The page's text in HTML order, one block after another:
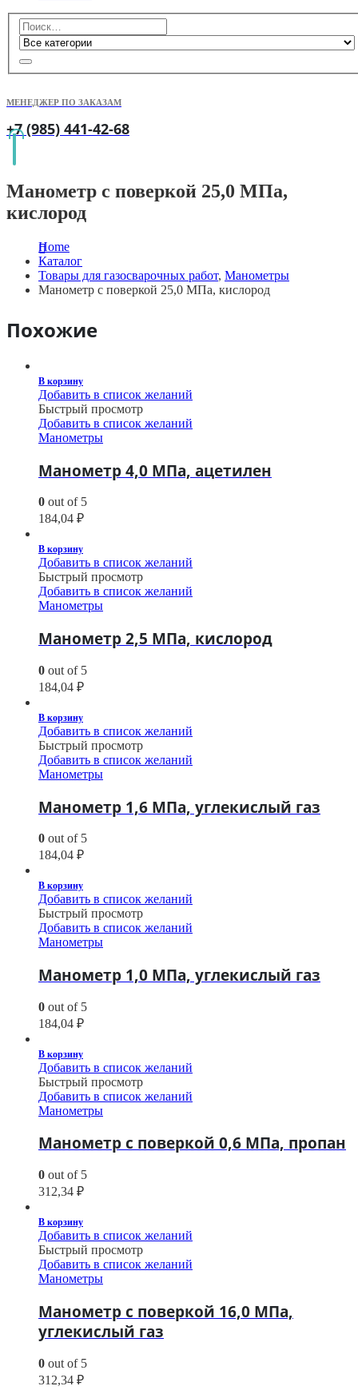
МЕНЕДЖЕР ПО ЗАКАЗАМ
+7 (985) 441-42-68
Манометр с поверкой 25,0 МПа,
кислород
Home
Каталог
Товары для газосварочных работ, Манометры
Манометр с поверкой 25,0 МПа, кислород
Похожие
В корзину
Добавить в список желаний
Быстрый просмотр
Добавить в список желаний
Манометры
Манометр 4,0 МПа, ацетилен
0 out of 5
184,04 ₽
В корзину
Добавить в список желаний
Быстрый просмотр
Добавить в список желаний
Манометры
Манометр 2,5 МПа, кислород
0 out of 5
184,04 ₽
В корзину
Добавить в список желаний
Быстрый просмотр
Добавить в список желаний
Манометры
Манометр 1,6 МПа, углекислый газ
0 out of 5
184,04 ₽
В корзину
Добавить в список желаний
Быстрый просмотр
Добавить в список желаний
Манометры
Манометр 1,0 МПа, углекислый газ
0 out of 5
184,04 ₽
В корзину
Добавить в список желаний
Быстрый просмотр
Добавить в список желаний
Манометры
Манометр с поверкой 0,6 МПа, пропан
0 out of 5
312,34 ₽
В корзину
Добавить в список желаний
Быстрый просмотр
Добавить в список желаний
Манометры
Манометр с поверкой 16,0 МПа,
углекислый газ
0 out of 5
312,34 ₽